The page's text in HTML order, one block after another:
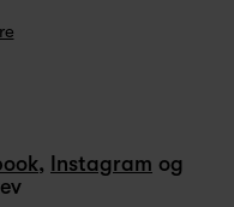
, Instagram og